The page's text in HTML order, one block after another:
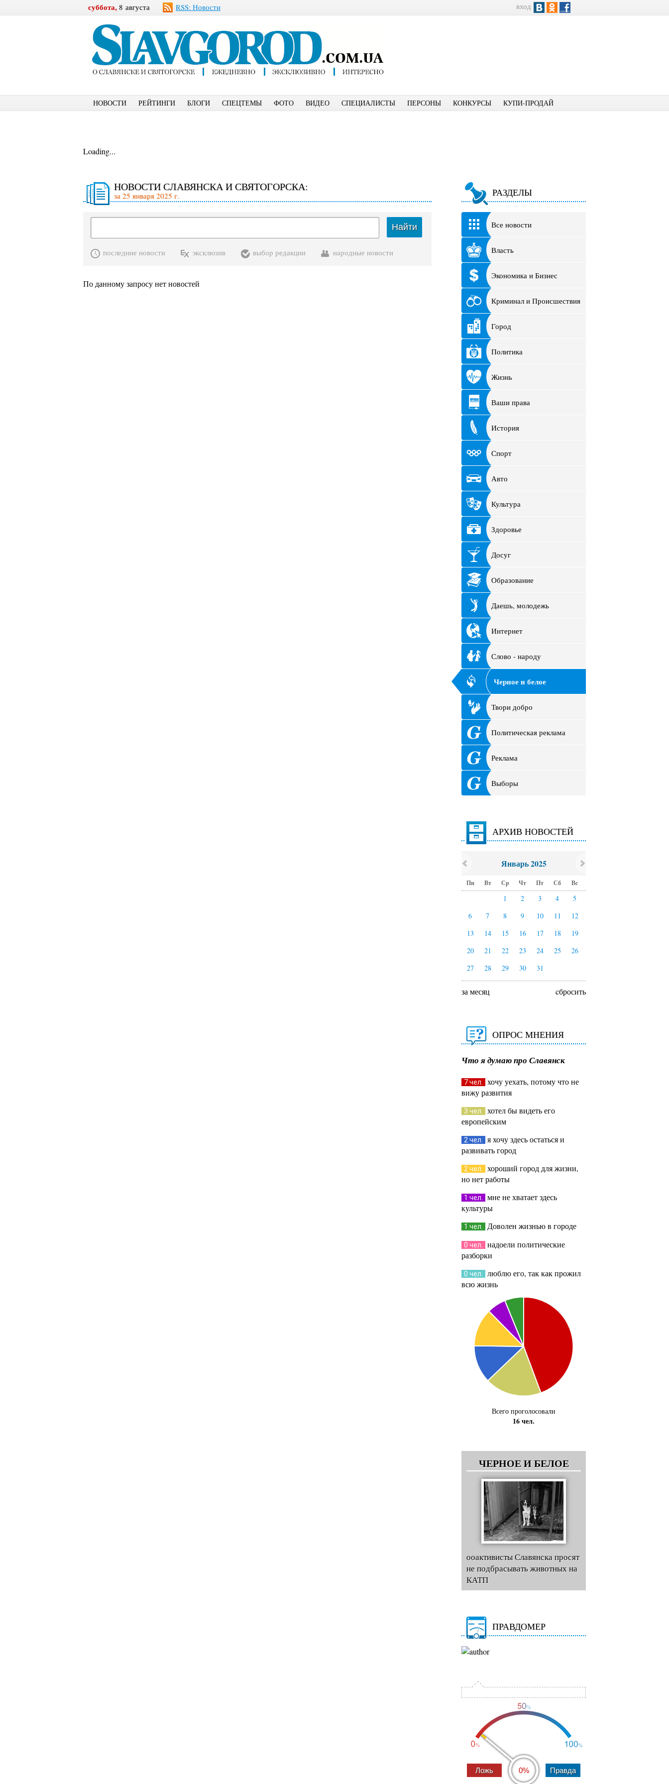
суббота, 8 августа RSS: Новости вход
НОВОСТИ РЕЙТИНГИ БЛОГИ СПЕЦТЕМЫ ФОТО ВИДЕО СПЕЦИАЛИСТЫ ПЕРСОНЫ КОНКУРСЫ КУПИ-ПРОДАЙ
Loading...
НОВОСТИ СЛАВЯНСКА И СВЯТОГОРСКА:
за 25 января 2025 г.
Найти
последние новости эксклюзив выбор редакции народные новости
По данному запросу нет новостей
РАЗДЕЛЫ
Все новости
Власть
Экономика и Бизнес
Криминал и Происшествия
Город
Политика
Жизнь
Ваши права
История
Спорт
Авто
Культура
Здоровье
Досуг
Образование
Даешь, молодежь
Интернет
Слово - народу
Черное и белое
Твори добро
Политическая реклама
Реклама
Выборы
АРХИВ НОВОСТЕЙ
Январь 2025
Пн Вт Ср Чт Пт Сб Вс
1 2 3 4
5
6
7 8 9 10 11
12
13
14 15 16 17 18
19
20
21 22 23 24 25
26
27
28 29 30 31
за месяц cбросить
ОПРОС МНЕНИЯ
Что я думаю про Славянск
7 чел.
хочу уехать, потому что не
вижу развития
3 чел.
хотел бы видеть его
европейским
2 чел.
я хочу здесь остаться и
развивать город
2 чел.
хороший город для жизни,
но нет работы
1 чел.
мне не хватает здесь
культуры
1 чел. Доволен жизнью в городе
0 чел.
надоели политические
разборки
0 чел.
люблю его, так как прожил
всю жизнь
Всего проголосовали
16 чел.
ЧЕРНОЕ И БЕЛОЕ
ооактивисты Славянска просят
не подбрасывать животных на
КАТП
ПРАВДОМЕР
0%